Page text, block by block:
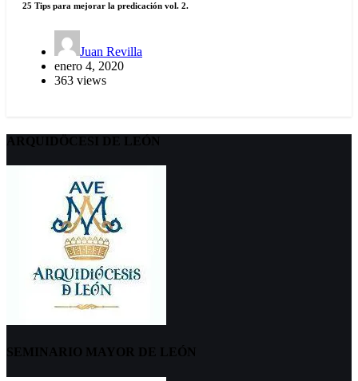
25 Tips para mejorar la predicación vol. 2.
Juan Revilla
enero 4, 2020
363 views
ARQUIDÖCESI DE LEÓN
SEMINARIO MAYOR DE LEÓN